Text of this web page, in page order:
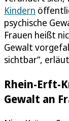
Kindern
psychische
Frauen heißt
Gewalt
sichtbar“,
Rhein-Erft-
Gewalt an